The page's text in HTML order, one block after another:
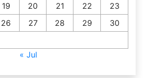
19 20 21 22
23
26 27 28 29
30
« Jul